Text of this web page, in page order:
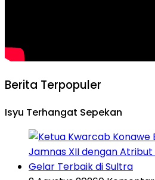
Berita Terpopuler
Isyu Terhangat Sepekan